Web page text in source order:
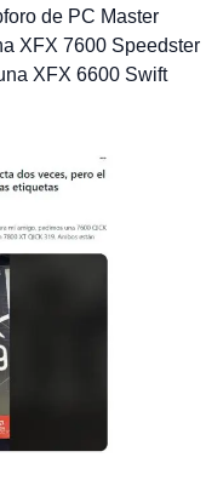
de PC Master
XFX 7600 Speedster
XFX 6600 Swift